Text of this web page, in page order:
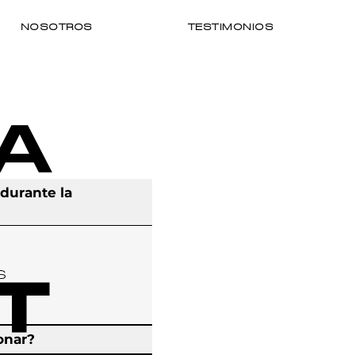
NOSOTROS TESTIMONIOS
la